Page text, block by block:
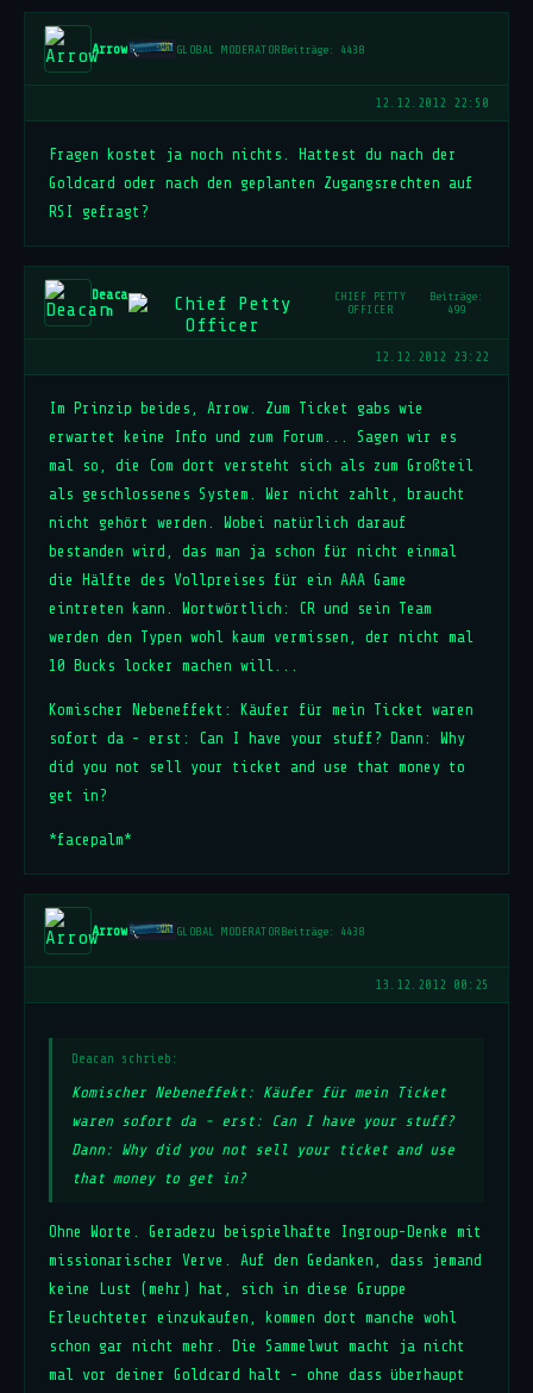
Arrow GLOBAL MODERATORBeiträge: 4438
12.12.2012 22:50
Fragen kostet ja noch nichts. Hattest du nach der
Goldcard oder nach den geplanten Zugangsrechten auf
RSI gefragt?
Deaca
n
CHIEF PETTY
OFFICER
Beiträge:
499
12.12.2012 23:22
Im Prinzip beides, Arrow. Zum Ticket gabs wie
erwartet keine Info und zum Forum... Sagen wir es
mal so, die Com dort versteht sich als zum Großteil
als geschlossenes System. Wer nicht zahlt, braucht
nicht gehört werden. Wobei natürlich darauf
bestanden wird, das man ja schon für nicht einmal
die Hälfte des Vollpreises für ein AAA Game
eintreten kann. Wortwörtlich: CR und sein Team
werden den Typen wohl kaum vermissen, der nicht mal
10 Bucks locker machen will...
Komischer Nebeneffekt: Käufer für mein Ticket waren
sofort da - erst: Can I have your stuff? Dann: Why
did you not sell your ticket and use that money to
get in?
*facepalm*
Arrow GLOBAL MODERATORBeiträge: 4438
13.12.2012 00:25
Deacan schrieb:
Komischer Nebeneffekt: Käufer für mein Ticket
waren sofort da - erst: Can I have your stuff?
Dann: Why did you not sell your ticket and use
that money to get in?
Ohne Worte. Geradezu beispielhafte Ingroup-Denke mit
missionarischer Verve. Auf den Gedanken, dass jemand
keine Lust (mehr) hat, sich in diese Gruppe
Erleuchteter einzukaufen, kommen dort manche wohl
schon gar nicht mehr. Die Sammelwut macht ja nicht
mal vor deiner Goldcard halt - ohne dass überhaupt